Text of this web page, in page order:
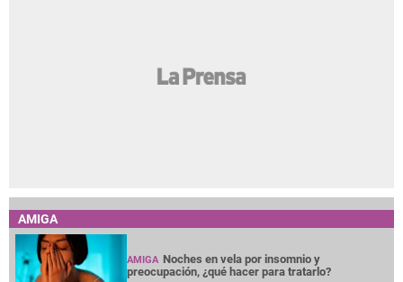
AMIGA
AMIGA Noches en vela por insomnio y
preocupación, ¿qué hacer para tratarlo?